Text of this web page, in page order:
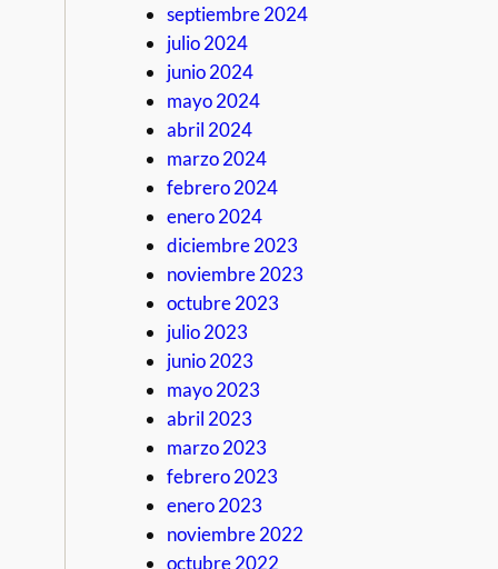
septiembre 2024
julio 2024
junio 2024
mayo 2024
abril 2024
marzo 2024
febrero 2024
enero 2024
diciembre 2023
noviembre 2023
octubre 2023
julio 2023
junio 2023
mayo 2023
abril 2023
marzo 2023
febrero 2023
enero 2023
noviembre 2022
octubre 2022